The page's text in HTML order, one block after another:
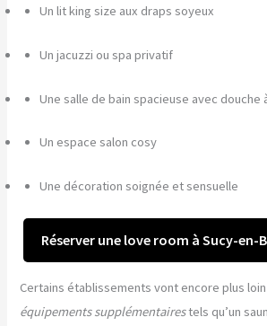
Un lit king size aux draps soyeux
Un jacuzzi ou spa privatif
Une salle de bain spacieuse avec douche
Un espace salon cosy
Une décoration soignée et sensuelle
Réserver une love room à Sucy-en-
Certains établissements vont encore plus
équipements supplémentairestels qu’un